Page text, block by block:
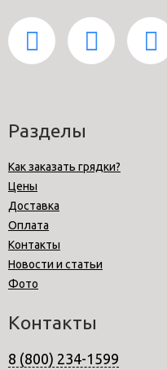
Разделы
Как заказать грядки?
Цены
Доставка
Оплата
Контакты
Новости и статьи
Фото
Контакты
8 (800) 234-1599